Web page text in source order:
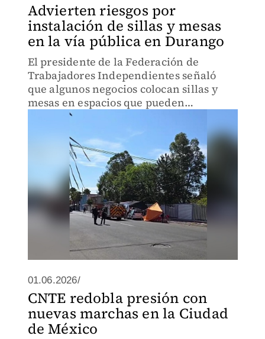
Advierten riesgos por
instalación de sillas y mesas
en la vía pública en Durango
El presidente de la Federación de
Trabajadores Independientes señaló
que algunos negocios colocan sillas y
mesas en espacios que pueden
representar un peligro para comensales
01.06.2026/
CNTE redobla presión con
nuevas marchas en la Ciudad
de México